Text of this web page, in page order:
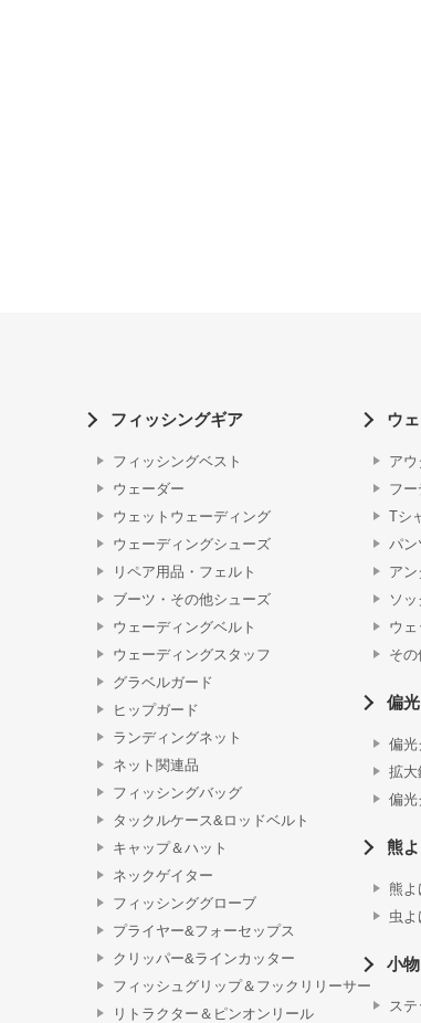
フィッシングギア
フィッシングベスト
ウェーダー
ウェットウェーディング
ウェーディングシューズ
リペア用品・フェルト
ブーツ・その他シューズ
ウェーディングベルト
ウェーディングスタッフ
グラベルガード
ヒップガード
ランディングネット
ネット関連品
フィッシングバッグ
タックルケース&ロッドベルト
キャップ＆ハット
ネックゲイター
フィッシンググローブ
プライヤー&フォーセップス
クリッパー&ラインカッター
フィッシュグリップ＆フックリリーサー
リトラクター＆ピンオンリール
ウ
ア
フ
Tシ
パン
ア
ソ
ウ
その
偏
偏光
拡大
偏光
熊
熊よ
虫よ
小
ス